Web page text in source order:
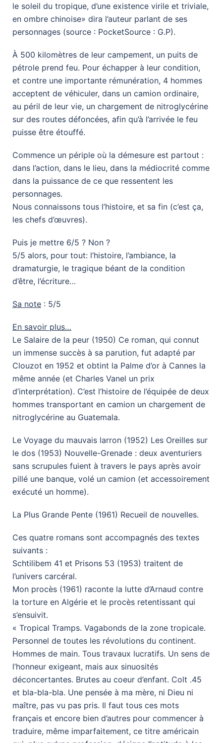
le soleil du tropique, d’une existence virile et triviale,
en ombre chinoise» dira l’auteur parlant de ses
personnages (source : PocketSource : G.P).
À 500 kilomètres de leur campement, un puits de
pétrole prend feu. Pour échapper à leur condition,
et contre une importante rémunération, 4 hommes
acceptent de véhiculer, dans un camion ordinaire,
au péril de leur vie, un chargement de nitroglycérine
sur des routes défoncées, afin qu’à l’arrivée le feu
puisse être étouffé.
Commence un périple où la démesure est partout :
dans l’action, dans le lieu, dans la médiocrité comme
dans la puissance de ce que ressentent les
personnages.
Nous connaissons tous l’histoire, et sa fin (c’est ça,
les chefs d’œuvres).
Puis je mettre 6/5 ? Non ?
5/5 alors, pour tout: l’histoire, l’ambiance, la
dramaturgie, le tragique béant de la condition
d’être, l’écriture…
Sa note : 5/5
En savoir plus…
Le Salaire de la peur (1950) Ce roman, qui connut
un immense succès à sa parution, fut adapté par
Clouzot en 1952 et obtint la Palme d’or à Cannes la
même année (et Charles Vanel un prix
d’interprétation). C’est l’histoire de l’équipée de deux
hommes transportant en camion un chargement de
nitroglycérine au Guatemala.
Le Voyage du mauvais larron (1952) Les Oreilles sur
le dos (1953) Nouvelle-Grenade : deux aventuriers
sans scrupules fuient à travers le pays après avoir
pillé une banque, volé un camion (et accessoirement
exécuté un homme).
La Plus Grande Pente (1961) Recueil de nouvelles.
Ces quatre romans sont accompagnés des textes
suivants :
Schtilibem 41 et Prisons 53 (1953) traitent de
l’univers carcéral.
Mon procès (1961) raconte la lutte d’Arnaud contre
la torture en Algérie et le procès retentissant qui
s’ensuivit.
« Tropical Tramps. Vagabonds de la zone tropicale.
Personnel de toutes les révolutions du continent.
Hommes de main. Tous travaux lucratifs. Un sens de
l’honneur exigeant, mais aux sinuosités
déconcertantes. Brutes au coeur d’enfant. Colt .45
et bla-bla-bla. Une pensée à ma mère, ni Dieu ni
maître, pas vu pas pris. Il faut tous ces mots
français et encore bien d’autres pour commencer à
traduire, même imparfaitement, ce titre américain